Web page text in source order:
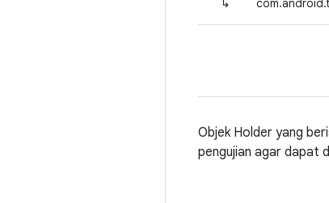
↳
Objek Holder yang
pengujian agar dapat